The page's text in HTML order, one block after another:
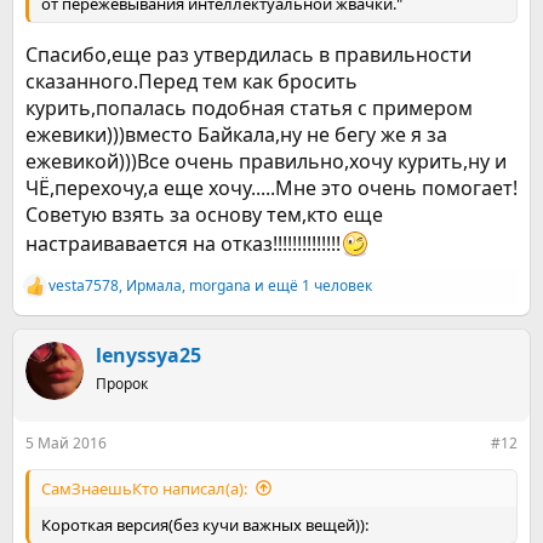
тупой ребенок вам не мил)
В общем, желание бросить курить у вас есть и
сформировано на сознательном уровне.
Важный момент заключается в том, что нельзя
одновременно желать перестать курить, и мечтать иногда
выпивать, скажем, на новый год)
Если вы ловите себя на таких мыслях, то вам лучше пока
обождать и определиться с вашими желаниями,
поговорить с теми, кто пьёт, и с теми, кто вообще не пьёт.
(почитать А.Карра!?)
правильнее рассуждает.
Правда, тут у одной стороны на руках пара тузов, а у других
Пара же тузов заключается в том, что человек не может
Спасибо,еще раз утвердилась в правильности
сказанного.Перед тем как бросить
курить,попалась подобная статья с примером
ежевики)))вместо Байкала,ну не бегу же я за
ежевикой)))Все очень правильно,хочу курить,ну и
ЧЁ,перехочу,а еще хочу.....Мне это очень помогает!
Советую взять за основу тем,кто еще
настраивавается на отказ!!!!!!!!!!!!!!
Р
е
к
ц
и
vesta7578, Ирмала, morgana и ещё 1 человек
lenyssya25
Пророк
5 Май 2016 #12
СамЗнаешьКто написал(а):
Короткая версия(без кучи важных вещей)):